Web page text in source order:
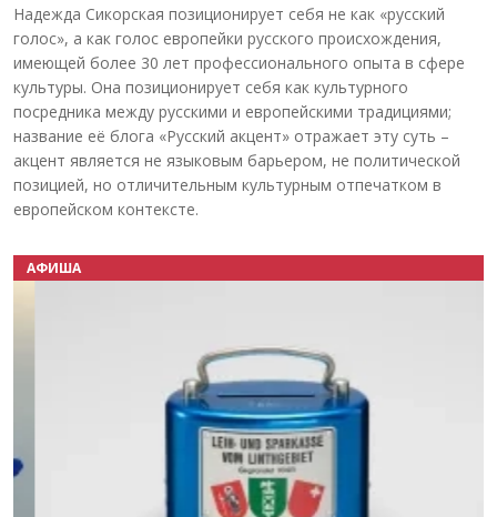
Надежда Сикорская позиционирует себя не как «русский
голос», а как голос европейки русского происхождения,
имеющей более 30 лет профессионального опыта в сфере
культуры. Она позиционирует себя как культурного
посредника между русскими и европейскими традициями;
название её блога «Русский акцент» отражает эту суть –
акцент является не языковым барьером, не политической
позицией, но отличительным культурным отпечатком в
европейском контексте.
АФИША